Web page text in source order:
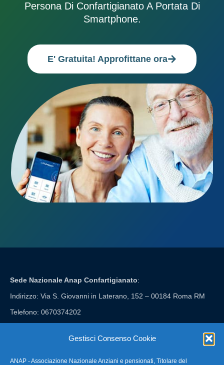
Gestisci Consenso Cookie
ANAP - Associazione Nazionale Anziani e pensionati, Titolare del
Persona Di Confartigianato A Portata Di
Smartphone.
E' Gratuita! Approfittane ora
Sede Nazionale Anap Confartigianato:
Indirizzo: Via S. Giovanni in Laterano, 152 – 00184 Roma RM
Telefono: 0670374202